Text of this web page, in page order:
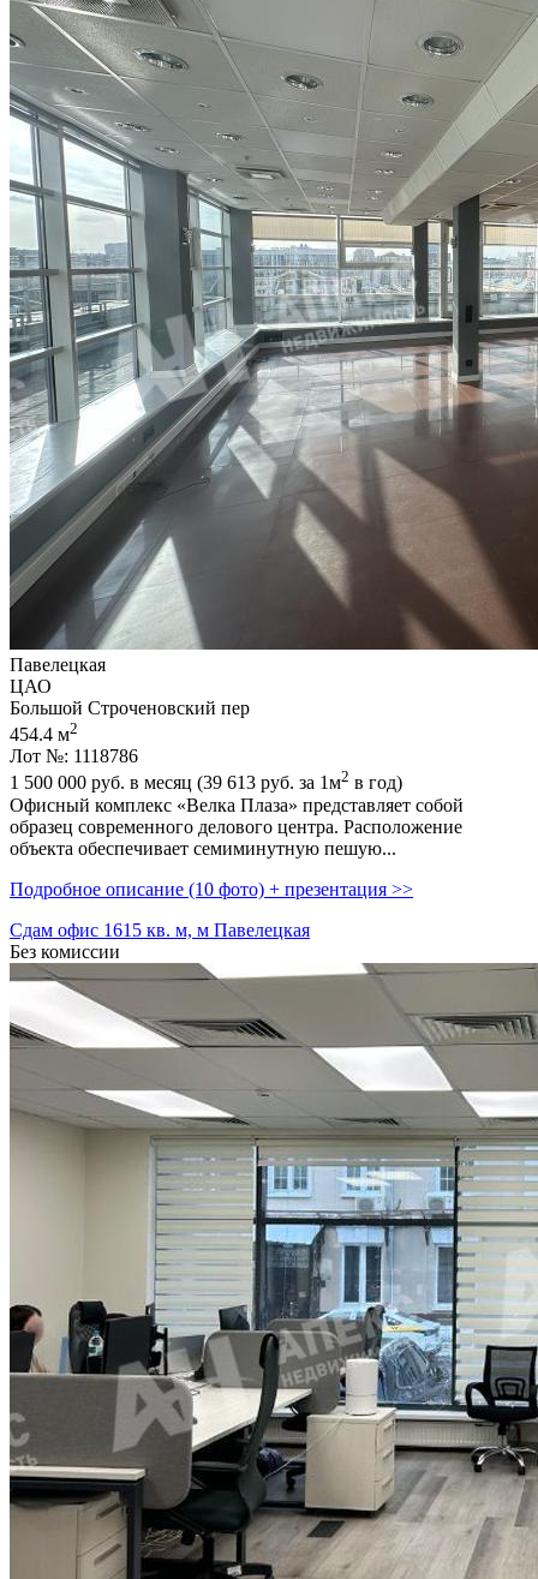
Павелецкая
ЦАО
Большой Строченовский пер
454.4 м2
Лот №: 1118786
1 500 000 руб. в месяц (39 613 руб. за 1м2 в год)
Офисный комплекс «Велка Плаза» представляет собой
образец современного делового центра. Расположение
объекта обеспечивает семиминутную пешую...
Подробное описание (10 фото) + презентация >>
Сдам офис 1615 кв. м, м Павелецкая
Без комиссии